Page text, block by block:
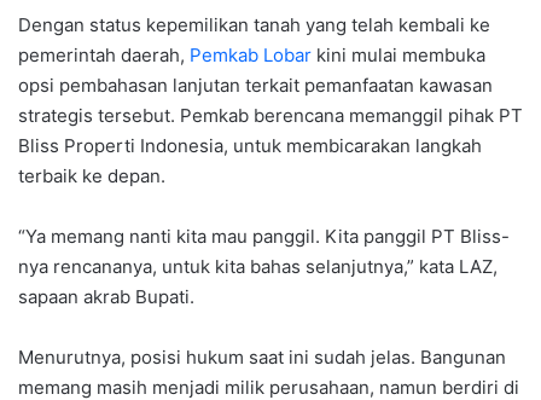
Dengan status kepemilikan tanah yang telah kembali ke
pemerintah daerah, Pemkab Lobar kini mulai membuka
opsi pembahasan lanjutan terkait pemanfaatan kawasan
strategis tersebut. Pemkab berencana memanggil pihak PT
Bliss Properti Indonesia, untuk membicarakan langkah
terbaik ke depan.
“Ya memang nanti kita mau panggil. Kita panggil PT Bliss-
nya rencananya, untuk kita bahas selanjutnya,” kata LAZ,
sapaan akrab Bupati.
Menurutnya, posisi hukum saat ini sudah jelas. Bangunan
memang masih menjadi milik perusahaan, namun berdiri di